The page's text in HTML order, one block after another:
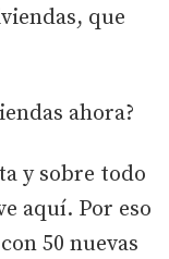
que
ahora?
y sobre todo
aquí. Por eso
50 nuevas